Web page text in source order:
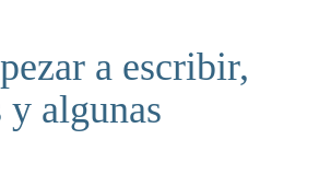
a escribir,
y algunas